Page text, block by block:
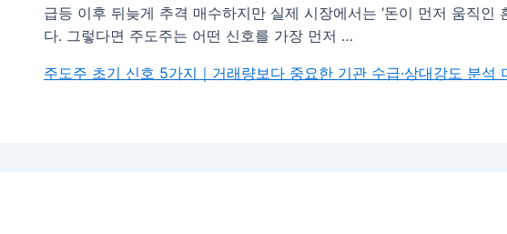
급등 이후 뒤늦게 추격 매수하지만 실제 시장에서는 ‘돈이 먼저 움직인
다. 그렇다면 주도주는 어떤 신호를 가장 먼저 …
주도주 초기 신호 5가지｜거래량보다 중요한 기관 수급·상대강도 분석